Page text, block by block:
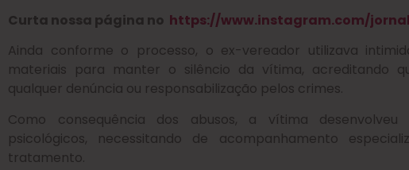
Curta nossa página no https://www.instagram.com/
Ainda conforme o processo, o ex-vereador utilizava
materiais para manter o silêncio da vítima, acreditando
qualquer denúncia ou responsabilização pelos crimes.
Como consequência dos abusos, a vítima
psicológicos, necessitando de acompanhamento
tratamento.